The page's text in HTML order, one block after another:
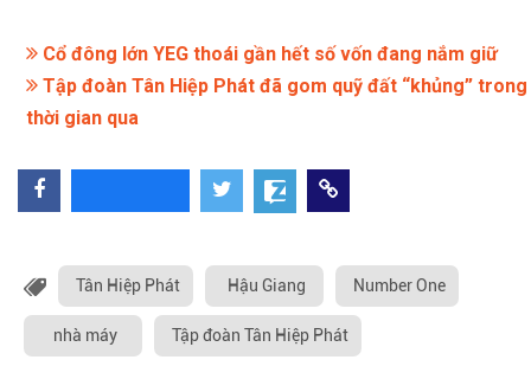
Cổ đông lớn YEG thoái gần hết số vốn đang nắm giữ
Tập đoàn Tân Hiệp Phát đã gom quỹ đất “khủng” trong
thời gian qua
Tân Hiệp Phát Hậu Giang Number One
nhà máy Tập đoàn Tân Hiệp Phát